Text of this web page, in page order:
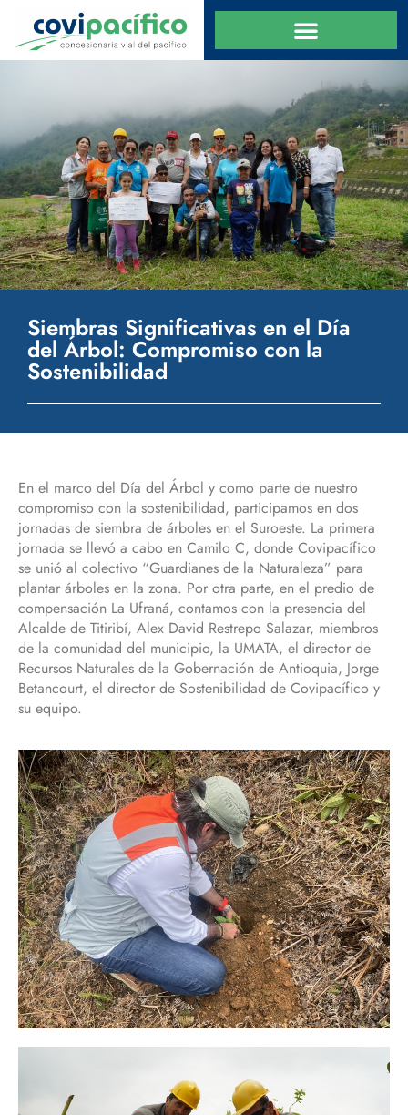
Siembras Significativas en el Día
del Árbol: Compromiso con la
Sostenibilidad
En el marco del Día del Árbol y como parte de nuestro
compromiso con la sostenibilidad, participamos en dos
jornadas de siembra de árboles en el Suroeste. La primera
jornada se llevó a cabo en Camilo C, donde Covipacífico
se unió al colectivo “Guardianes de la Naturaleza” para
plantar árboles en la zona. Por otra parte, en el predio de
compensación La Ufraná, contamos con la presencia del
Alcalde de Titiribí, Alex David Restrepo Salazar, miembros
de la comunidad del municipio, la UMATA, el director de
Recursos Naturales de la Gobernación de Antioquia, Jorge
Betancourt, el director de Sostenibilidad de Covipacífico y
su equipo.